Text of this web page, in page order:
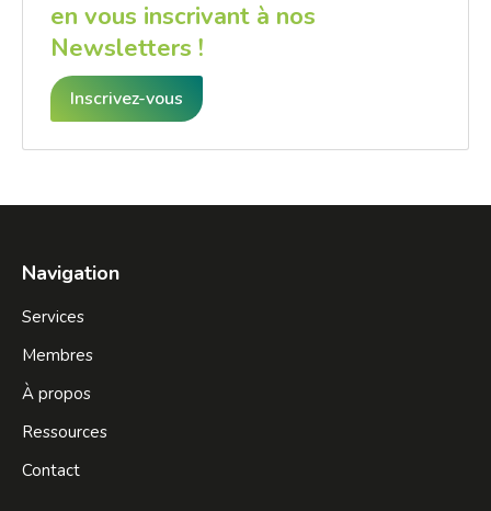
en vous inscrivant à nos
Newsletters !
Inscrivez-vous
Navigation
Services
Membres
À propos
Ressources
Contact